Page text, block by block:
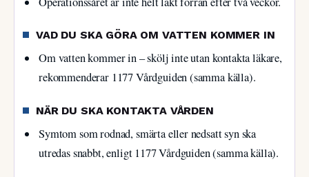
VAD DU SKA GÖRA OM VATTEN KOMMER IN
Om vatten kommer in – skölj inte utan kontakta läkare,
rekommenderar 1177 Vårdguiden (samma källa).
NÄR DU SKA KONTAKTA VÅRDEN
Symtom som rodnad, smärta eller nedsatt syn ska
utredas snabbt, enligt 1177 Vårdguiden (samma källa).